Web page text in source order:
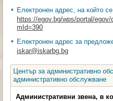
Електронен адрес, на който
https://egov.bg/wps/portal/
mId=390
Електронен адрес за
iskar@iskarbg.bg
Център за административно
административно обслужване
Административни звена, в